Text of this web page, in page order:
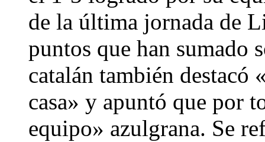
de la última jornada de
puntos que han sumado
catalán también destacó
casa» y apuntó que por
equipo» azulgrana. Se